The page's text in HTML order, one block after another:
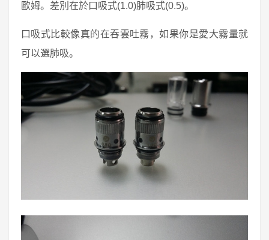
歐姆。差別在於口吸式(1.0)肺吸式(0.5)。
口吸式比較像真的在吞雲吐霧，如果你是愛大霧量就
可以選肺吸。